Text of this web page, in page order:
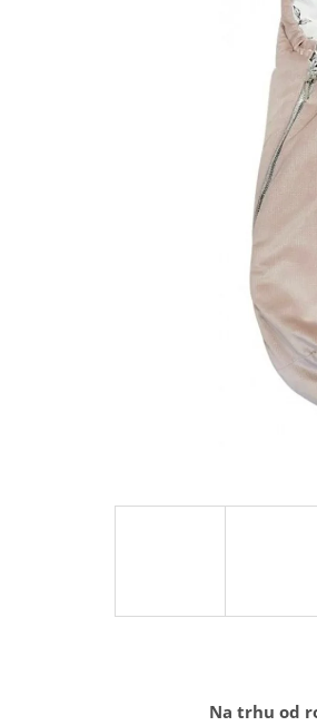
Na trhu od